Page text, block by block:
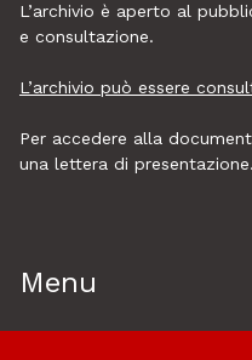
L’archivio è aperto al
e consultazione.
L’archivio può essere
Per accedere alla
una lettera di presentazione.
Menu